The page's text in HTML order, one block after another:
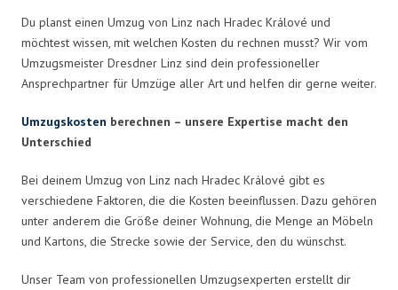
Du planst einen Umzug von Linz nach Hradec Králové und
möchtest wissen, mit welchen Kosten du rechnen musst? Wir vom
Umzugsmeister Dresdner Linz sind dein professioneller
Ansprechpartner für Umzüge aller Art und helfen dir gerne weiter.
Umzugskosten berechnen – unsere Expertise macht den
Unterschied
Bei deinem Umzug von Linz nach Hradec Králové gibt es
verschiedene Faktoren, die die Kosten beeinflussen. Dazu gehören
unter anderem die Größe deiner Wohnung, die Menge an Möbeln
und Kartons, die Strecke sowie der Service, den du wünschst.
Unser Team von professionellen Umzugsexperten erstellt dir